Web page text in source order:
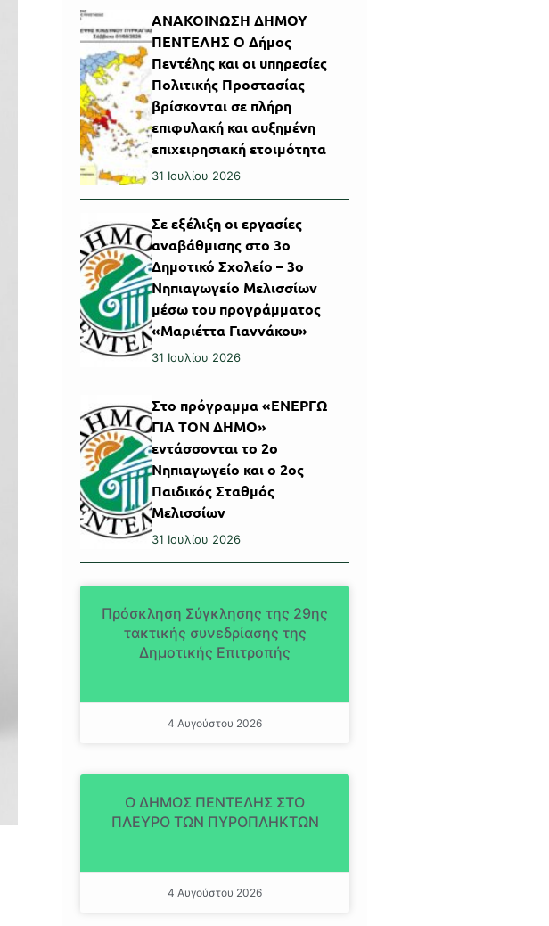
ΑΝΑΚΟΙΝΩΣΗ ΔΗΜΟΥ
ΠΕΝΤΕΛΗΣ Ο Δήμος
Πεντέλης και οι υπηρεσίες
Πολιτικής Προστασίας
βρίσκονται σε πλήρη
επιφυλακή και αυξημένη
επιχειρησιακή ετοιμότητα
31 Ιουλίου 2026
Σε εξέλιξη οι εργασίες
αναβάθμισης στο 3ο
Δημοτικό Σχολείο – 3ο
Νηπιαγωγείο Μελισσίων
μέσω του προγράμματος
«Μαριέττα Γιαννάκου»
31 Ιουλίου 2026
Στο πρόγραμμα «ΕΝΕΡΓΩ
ΓΙΑ ΤΟΝ ΔΗΜΟ»
εντάσσονται το 2ο
Νηπιαγωγείο και ο 2ος
Παιδικός Σταθμός
Μελισσίων
31 Ιουλίου 2026
Πρόσκληση Σύγκλησης της 29ης
τακτικής συνεδρίασης της
Δημοτικής Επιτροπής
4 Αυγούστου 2026
Ο ΔΗΜΟΣ ΠΕΝΤΕΛΗΣ ΣΤΟ
ΠΛΕΥΡΟ ΤΩΝ ΠΥΡΟΠΛΗΚΤΩΝ
4 Αυγούστου 2026